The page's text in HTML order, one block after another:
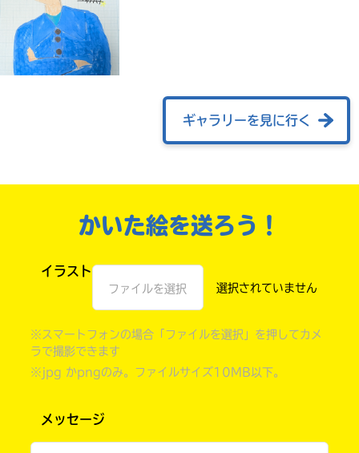
自分だけの
ギャラリーを見に行く
かいた絵を送ろう！
イラスト
ファイルを選択
※スマートフォンの場合「ファイルを選択」を押してカメ
ラで撮影できます
※jpg かpngのみ。ファイルサイズ10MB以下。
メッセージ